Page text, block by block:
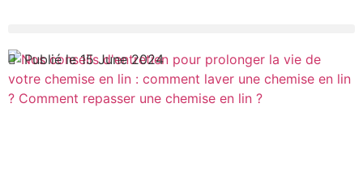
Publié le 15 June 2024